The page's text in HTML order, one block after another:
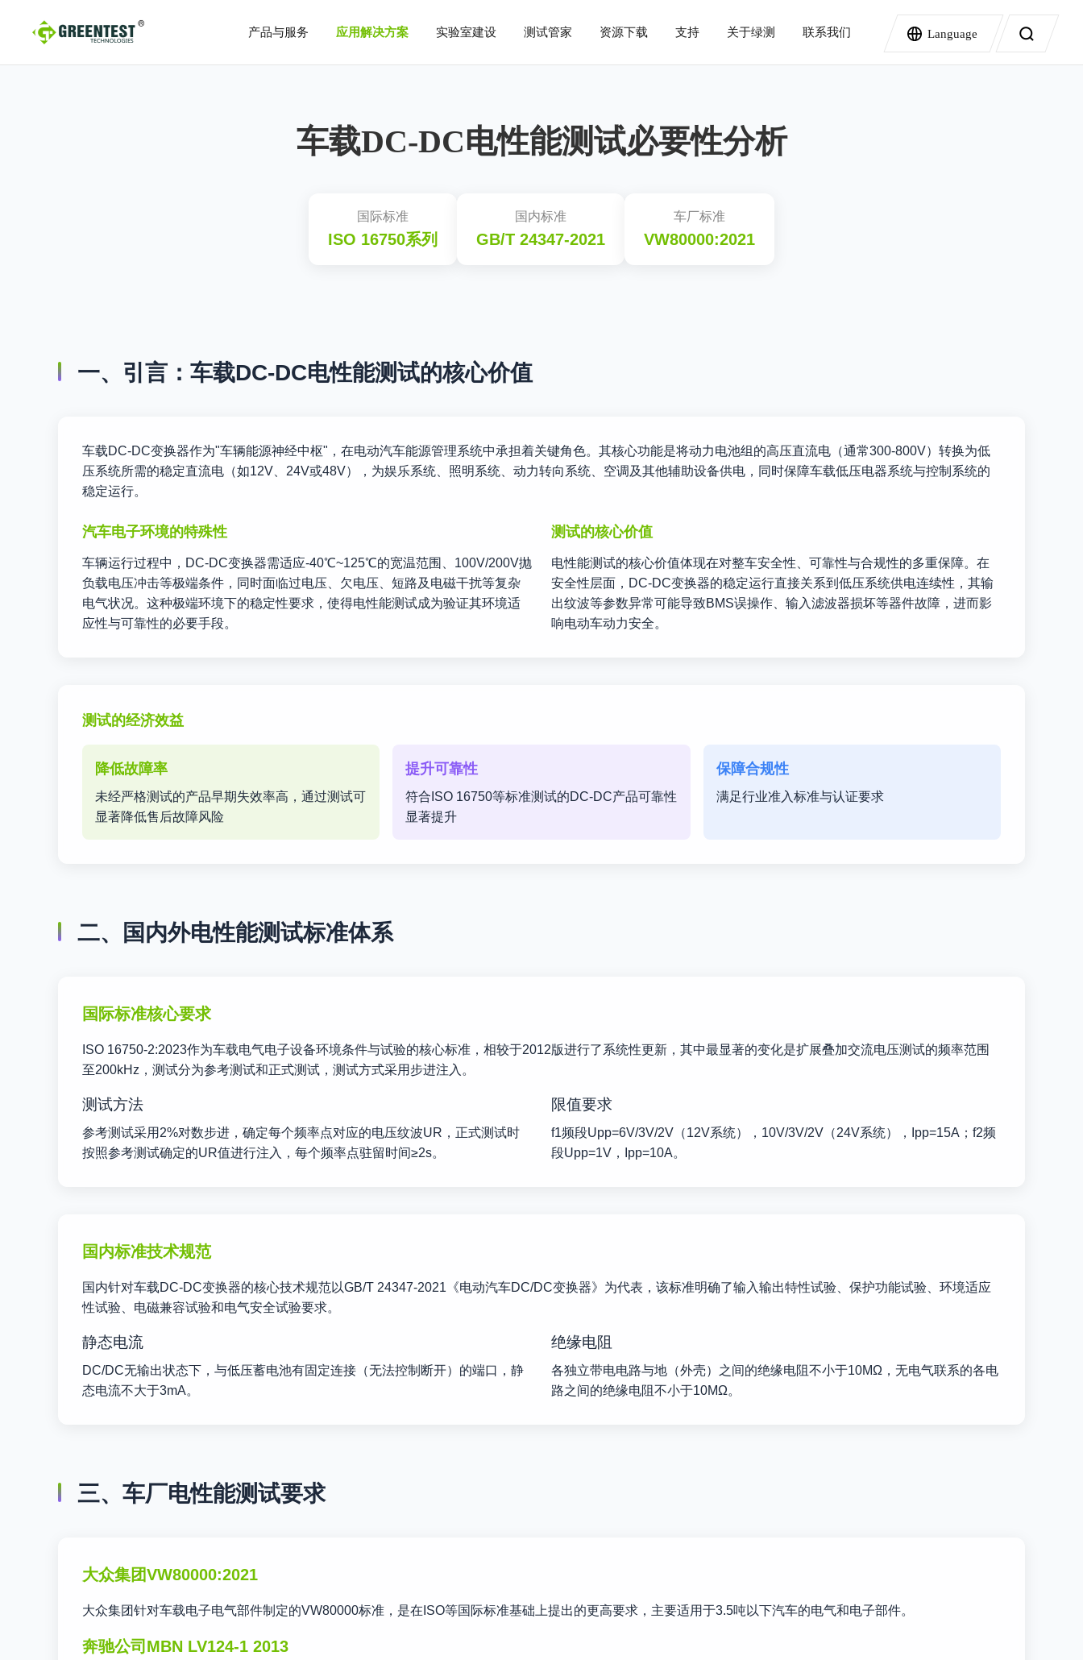
产品与服务 应用解决方案 实验室建设 测试管家 资源下载 支持 关于绿测 联系我们 Language
VectWorks 3.0电性能测试软件
DGR3080系列双模多路切换开关
DGR0800系列双模多路切换开关
DL950示波记录仪
电压探头
服务流程 标准版服务内容
车载DC-DC电性能测试必要性分析
国际标准
ISO 16750系列
国内标准
GB/T 24347-2021
车厂标准
VW80000:2021
一、引言：车载DC-DC电性能测试的核心价值
车载DC-DC变换器作为"车辆能源神经中枢"，在电动汽车能源管理系统中承担着关键角色。其核心功能是将动力电池组的高压直流电（通常300-800V）转换为低
压系统所需的稳定直流电（如12V、24V或48V），为娱乐系统、照明系统、动力转向系统、空调及其他辅助设备供电，同时保障车载低压电器系统与控制系统的
稳定运行。
汽车电子环境的特殊性
车辆运行过程中，DC-DC变换器需适应-40℃~125℃的宽温范围、100V/200V抛
负载电压冲击等极端条件，同时面临过电压、欠电压、短路及电磁干扰等复杂
电气状况。这种极端环境下的稳定性要求，使得电性能测试成为验证其环境适
应性与可靠性的必要手段。
测试的核心价值
电性能测试的核心价值体现在对整车安全性、可靠性与合规性的多重保障。在
安全性层面，DC-DC变换器的稳定运行直接关系到低压系统供电连续性，其输
出纹波等参数异常可能导致BMS误操作、输入滤波器损坏等器件故障，进而影
响电动车动力安全。
测试的经济效益
降低故障率
未经严格测试的产品早期失效率高，通过测试可
显著降低售后故障风险
提升可靠性
符合ISO 16750等标准测试的DC-DC产品可靠性
显著提升
保障合规性
满足行业准入标准与认证要求
二、国内外电性能测试标准体系
国际标准核心要求
ISO 16750-2:2023作为车载电气电子设备环境条件与试验的核心标准，相较于2012版进行了系统性更新，其中最显著的变化是扩展叠加交流电压测试的频率范围
至200kHz，测试分为参考测试和正式测试，测试方式采用步进注入。
测试方法
参考测试采用2%对数步进，确定每个频率点对应的电压纹波UR，正式测试时
按照参考测试确定的UR值进行注入，每个频率点驻留时间≥2s。
限值要求
f1频段Upp=6V/3V/2V（12V系统），10V/3V/2V（24V系统），Ipp=15A；f2频
段Upp=1V，Ipp=10A。
国内标准技术规范
国内针对车载DC-DC变换器的核心技术规范以GB/T 24347-2021《电动汽车DC/DC变换器》为代表，该标准明确了输入输出特性试验、保护功能试验、环境适应
性试验、电磁兼容试验和电气安全试验要求。
静态电流
DC/DC无输出状态下，与低压蓄电池有固定连接（无法控制断开）的端口，静
态电流不大于3mA。
绝缘电阻
各独立带电电路与地（外壳）之间的绝缘电阻不小于10MΩ，无电气联系的各电
路之间的绝缘电阻不小于10MΩ。
三、车厂电性能测试要求
大众集团VW80000:2021
大众集团针对车载电子电气部件制定的VW80000标准，是在ISO等国际标准基础上提出的更高要求，主要适用于3.5吨以下汽车的电气和电子部件。
奔驰公司MBN LV124-1 2013